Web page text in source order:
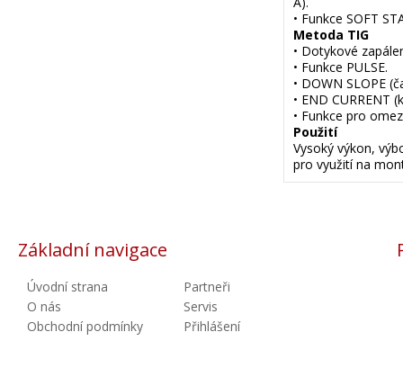
• Funkce SOFT
Metoda TIG
• Dotykové
• Funkce PULSE.
• DOWN SLOPE
• END CURRENT
• Funkce pro
Použití
Vysoký výkon,
pro využití na
Základní navigace
Úvodní strana
O nás
Obchodní podmínky
Partneři
Servis
Přihlášení